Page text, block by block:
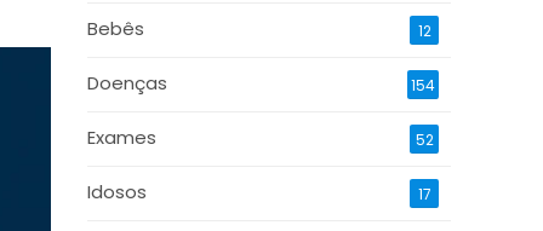
Bebês 12
Doenças 154
Exames 52
Idosos 17